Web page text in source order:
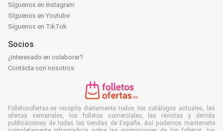
Síguenos en Instagram
Síguenos en Youtube
Síguenos en TikTok
Socios
¿Interesado en colaborar?
Contácta con nosotros
Folletosofertas.es recopila diariamente todos los catálogos actuales, las
ofertas semanales, los folletos comerciales, las revistas y demás
publicaciones de todas las tiendas de España. Así podemos mantenerte